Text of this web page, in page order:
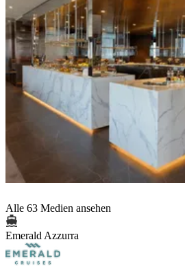
Alle 63 Medien ansehen
Emerald Azzurra